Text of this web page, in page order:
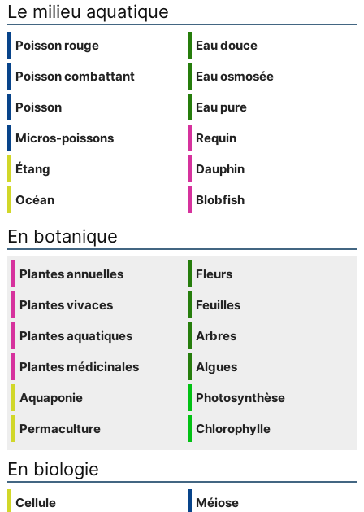
Le milieu aquatique
Poisson rouge
Poisson combattant
Poisson
Micros-poissons
Étang
Océan
Eau douce
Eau osmosée
Eau pure
Requin
Dauphin
Blobfish
En botanique
Plantes annuelles
Plantes vivaces
Plantes aquatiques
Plantes médicinales
Aquaponie
Permaculture
Fleurs
Feuilles
Arbres
Algues
Photosynthèse
Chlorophylle
En biologie
Cellule
Méiose